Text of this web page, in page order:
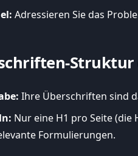
Adressieren Sie das
Struktur
Ihre Überschriften sind
Nur eine H1 pro Seite
Formulierungen.